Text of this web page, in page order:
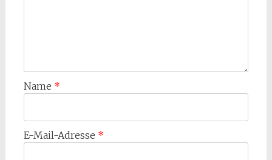
Name *
E-Mail-Adresse *